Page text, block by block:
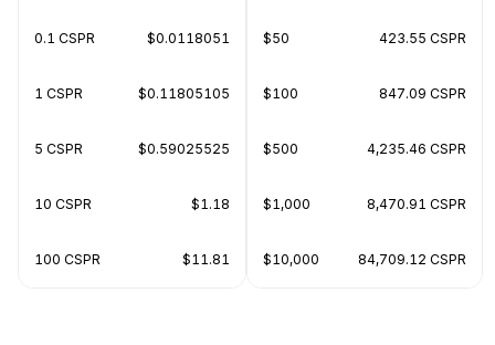
0.1 CSPR $0.0118051
1 CSPR $0.11805105
5 CSPR $0.59025525
10 CSPR $1.18
100 CSPR $11.81
$50 423.55 CSPR
$100 847.09 CSPR
$500 4,235.46 CSPR
$1,000 8,470.91 CSPR
$10,000 84,709.12 CSPR